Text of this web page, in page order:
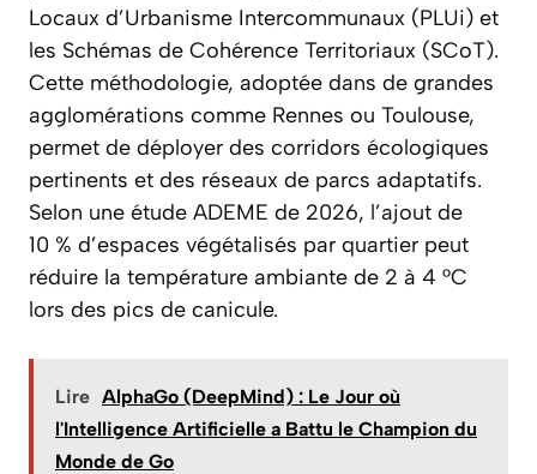
Locaux d’Urbanisme Intercommunaux (PLUi) et
les Schémas de Cohérence Territoriaux (SCoT).
Cette méthodologie, adoptée dans de grandes
agglomérations comme Rennes ou Toulouse,
permet de déployer des corridors écologiques
pertinents et des réseaux de parcs adaptatifs.
Selon une étude ADEME de 2026, l’ajout de
10 % d’espaces végétalisés par quartier peut
réduire la température ambiante de 2 à 4 °C
lors des pics de canicule.
Lire AlphaGo (DeepMind) : Le Jour où
l'Intelligence Artificielle a Battu le Champion du
Monde de Go